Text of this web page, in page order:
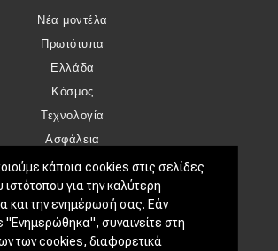
Νέα μοντέλα
Πρωτότυπα
Ελλάδα
Κόσμος
Τεχνολογία
Ασφάλεια
Αγορά
Απόψεις
TEST DRIVE
κάποια cookies στις σελίδες
ιστότοπου για την καλύτερη
και την ενημέρωσή σας. Εάν
"Ενημερώθηκα", συναινείτε στη
των cookies, διαφορετικά